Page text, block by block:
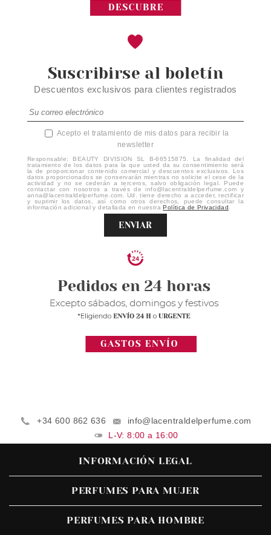
Suscribirse al boletín
Descuentos exclusivos para clientes registrados
Acepto el tratamiento de mis datos para recibir la
newsletter
Responsable: BEAUTY DIVISION SL B-66515875. La finalidad del
tratamiento de los datos para la que usted da su consentimiento será
la de proporcionar contenido comercial y descuentos exclusivos. Los
datos proporcionados se conservarán mientras no solicite el cese de la
actividad y no se cederán a terceros, salvo obligación legal. Puede
contactar con nosotros a través de info@lacentraldelperfume.com y
anna@lacentraldelperfume.com. Ud. tiene derecho a acceder, rectificar
y suprimir los datos, así como otros derechos, puede consultar la
información adicional y detallada en nuestraPolítica de Privacidad
ENVIAR
+34 600 862 636
info@lacentraldelperfume.com
L-V: 8:00 a 16:00
INFORMACIÓN LEGAL
PERFUMES PARA MUJER
PERFUMES PARA HOMBRE